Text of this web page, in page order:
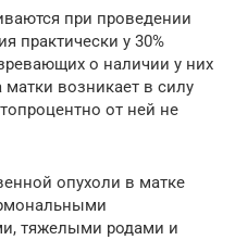
при проведении
практически у 30%
о наличии у них
возникает в силу
от ней не
опухоли в матке
тяжелыми родами и